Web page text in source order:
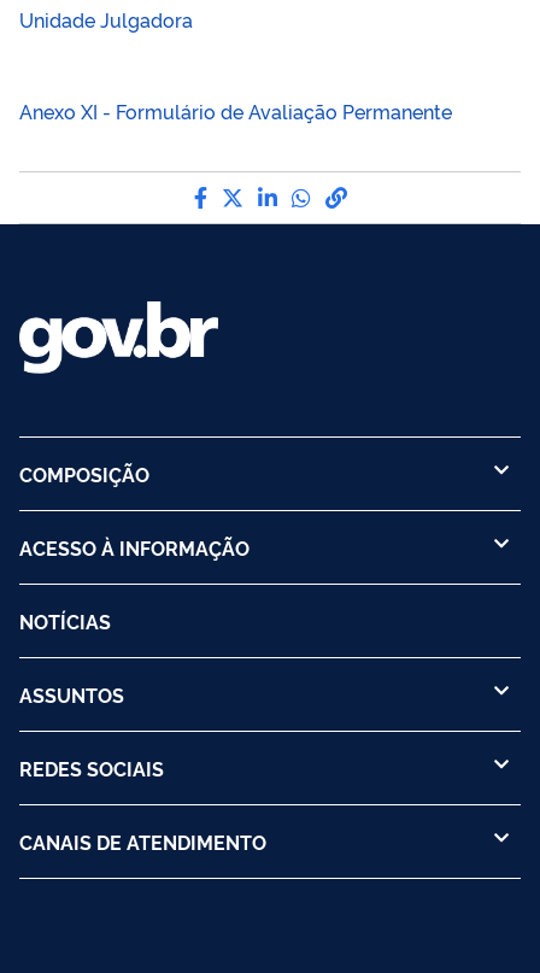
Unidade Julgadora
Anexo XI - Formulário de Avaliação Permanente
Compartilhe por Facebook
Compartilhe por Twitter
Compartilhe por
Compartilhe por
link para Copiar
COMPOSIÇÃO
ACESSO À INFORMAÇÃO
NOTÍCIAS
ASSUNTOS
REDES SOCIAIS
CANAIS DE ATENDIMENTO